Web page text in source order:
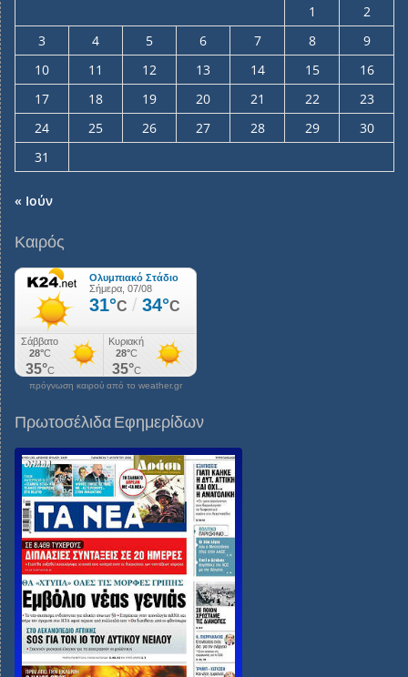
1
2
3
4 5 6 7 8
9
10
11 12 13 14 15
16
17
18 19 20 21 22
23
24
25 26 27 28 29
30
31
« Ιούν
Καιρός
πρόγνωση καιρού από το weather.gr
Πρωτοσέλιδα Εφημερίδων